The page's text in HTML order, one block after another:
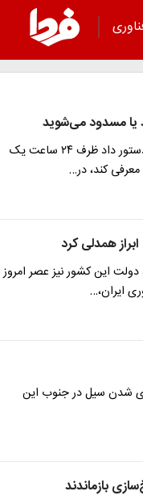
یا مسدود می‌شوید
قاضی دادگاه عالی برزیل به ایلان ماسک، دستور داد ظرف ۲۴ ساعت یک
کند، در…
همدلی کرد
دولت این کشور نیز عصر امروز
ایران،…
شدن سیل در جنوب این